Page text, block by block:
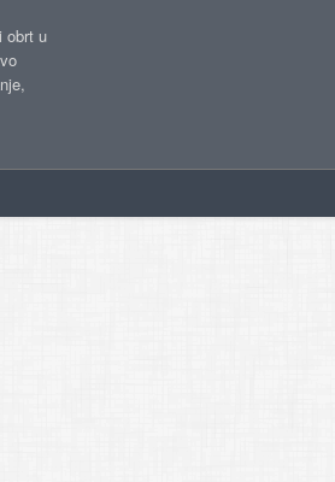
obrt u